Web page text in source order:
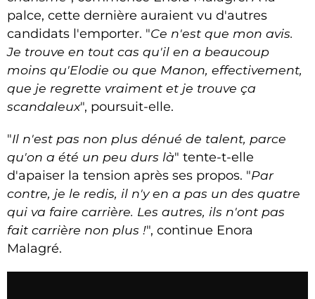
palce, cette dernière auraient vu d'autres
candidats l'emporter. "Ce n'est que mon avis.
Je trouve en tout cas qu'il en a beaucoup
moins qu'Elodie ou que Manon, effectivement,
que je regrette vraiment et je trouve ça
scandaleux", poursuit-elle.
"Il n'est pas non plus dénué de talent, parce
qu'on a été un peu durs là" tente-t-elle
d'apaiser la tension après ses propos. "Par
contre, je le redis, il n'y en a pas un des quatre
qui va faire carrière. Les autres, ils n'ont pas
fait carrière non plus !", continue Enora
Malagré.